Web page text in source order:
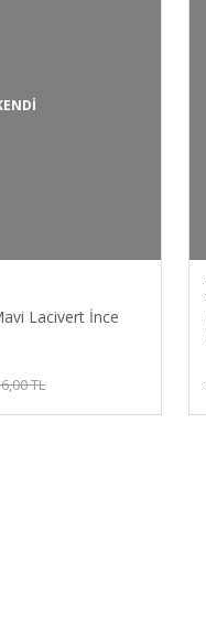
Lacivert İnce
TL